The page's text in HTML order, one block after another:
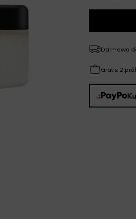
Darmowa
Gratis 2